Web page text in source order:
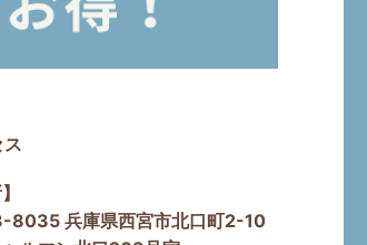
8035 兵庫県西宮市北口町2-10